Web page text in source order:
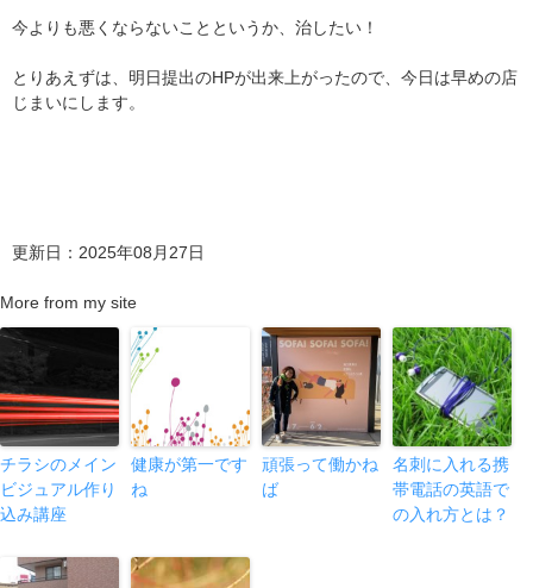
今よりも悪くならないことというか、治したい！
とりあえずは、明日提出のHPが出来上がったので、今日は早めの店
じまいにします。
更新日：2025年08月27日
More from my site
チラシのメイン
ビジュアル作り
込み講座
健康が第一です
ね
頑張って働かね
ば
名刺に入れる携
帯電話の英語で
の入れ方とは？